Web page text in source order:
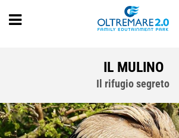
IL MULINO
Il rifugio segreto